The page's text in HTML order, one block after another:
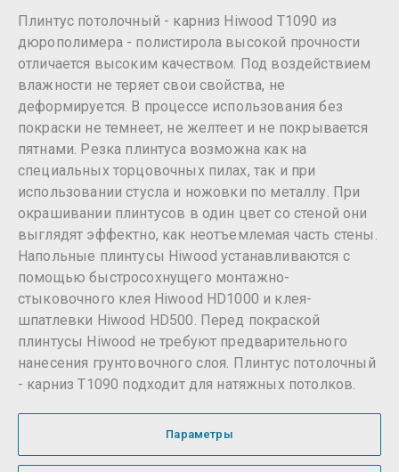
Плинтус потолочный - карниз Hiwood T1090 из
дюрополимера - полистирола высокой прочности
отличается высоким качеством. Под воздействием
влажности не теряет свои свойства, не
деформируется. В процессе использования без
покраски не темнеет, не желтеет и не покрывается
пятнами. Резка плинтуса возможна как на
специальных торцовочных пилах, так и при
использовании стусла и ножовки по металлу. При
окрашивании плинтусов в один цвет со стеной они
выглядят эффектно, как неотъемлемая часть стены.
Напольные плинтусы Hiwood устанавливаются с
помощью быстросохнущего монтажно-
стыковочного клея Hiwood HD1000 и клея-
шпатлевки Hiwood HD500. Перед покраской
плинтусы Hiwood не требуют предварительного
нанесения грунтовочного слоя. Плинтус потолочный
- карниз T1090 подходит для натяжных потолков.
Параметры